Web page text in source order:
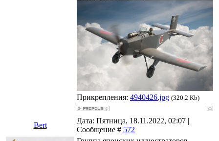
Прикрепления: 4940426.jpg (320.2 Kb)
Bert
Дата: Пятница, 18.11.2022, 02:07 |
Сообщение # 572